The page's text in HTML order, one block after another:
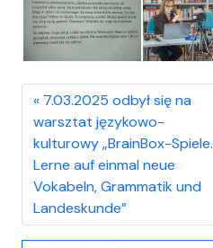
7.03.2025 odbył się na
warsztat językowo-
kulturowy „BrainBox-Spiele.
Lerne auf einmal neue
Vokabeln, Grammatik und
Landeskunde”